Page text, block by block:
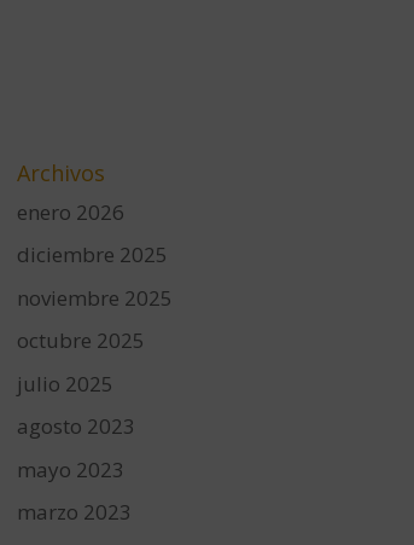
Archivos
enero 2026
diciembre 2025
noviembre 2025
octubre 2025
julio 2025
agosto 2023
mayo 2023
marzo 2023